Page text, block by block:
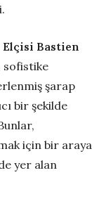
Bastien
sofistike
şarap
bir şekilde
için bir araya
yer alan